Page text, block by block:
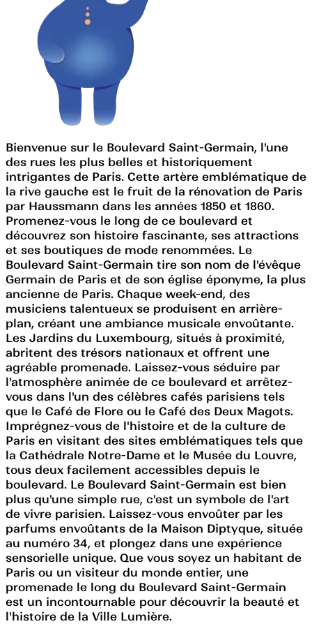
Bienvenue sur le Boulevard Saint-Germain, l'une
des rues les plus belles et historiquement
intrigantes de Paris. Cette artère emblématique de
la rive gauche est le fruit de la rénovation de Paris
par Haussmann dans les années 1850 et 1860.
Promenez-vous le long de ce boulevard et
découvrez son histoire fascinante, ses attractions
et ses boutiques de mode renommées. Le
Boulevard Saint-Germain tire son nom de l'évêque
Germain de Paris et de son église éponyme, la plus
ancienne de Paris. Chaque week-end, des
musiciens talentueux se produisent en arrière-
plan, créant une ambiance musicale envoûtante.
Les Jardins du Luxembourg, situés à proximité,
abritent des trésors nationaux et offrent une
agréable promenade. Laissez-vous séduire par
l'atmosphère animée de ce boulevard et arrêtez-
vous dans l'un des célèbres cafés parisiens tels
que le Café de Flore ou le Café des Deux Magots.
Imprégnez-vous de l'histoire et de la culture de
Paris en visitant des sites emblématiques tels que
la Cathédrale Notre-Dame et le Musée du Louvre,
tous deux facilement accessibles depuis le
boulevard. Le Boulevard Saint-Germain est bien
plus qu'une simple rue, c'est un symbole de l'art
de vivre parisien. Laissez-vous envoûter par les
parfums envoûtants de la Maison Diptyque, située
au numéro 34, et plongez dans une expérience
sensorielle unique. Que vous soyez un habitant de
Paris ou un visiteur du monde entier, une
promenade le long du Boulevard Saint-Germain
est un incontournable pour découvrir la beauté et
l'histoire de la Ville Lumière.